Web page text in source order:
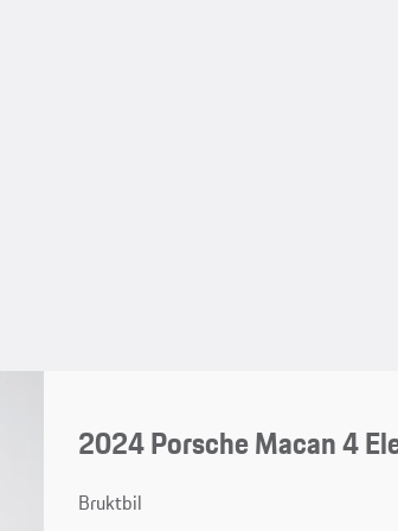
2024 Porsche Macan 4
Bruktbil